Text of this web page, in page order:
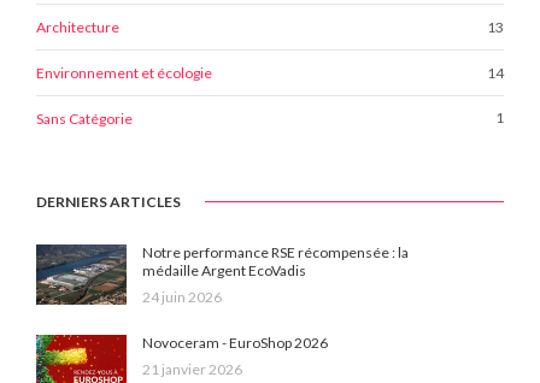
Architecture 13
Environnement et écologie 14
Sans Catégorie 1
DERNIERS ARTICLES
Notre performance RSE récompensée : la
médaille Argent EcoVadis
24 juin 2026
Novoceram - EuroShop 2026
21 janvier 2026